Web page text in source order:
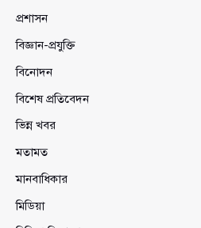
প্রশাসন
বিজ্ঞান-প্রযুক্তি
বিনোদন
বিশেষ প্রতিবেদন
ভিন্ন খবর
মতামত
মানবাধিকার
মিডিয়া